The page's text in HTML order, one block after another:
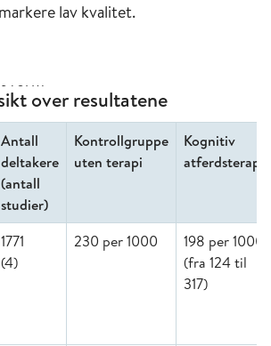
lav kvalitet.
over resultatene
Antall
deltakere
(antall
studier)
Kontrollgruppe
uten terapi
Kognitiv
atferdsterapi
1771
(4)
230 per 1000
198 per 1000
(fra 124 til
317)